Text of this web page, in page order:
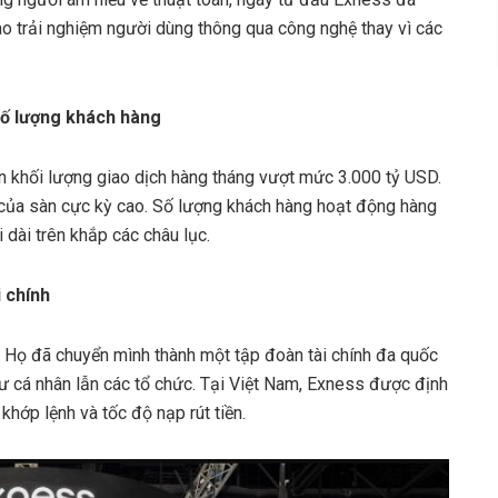
trải nghiệm người dùng thông qua công nghệ thay vì các
lượng khách hàng
lượng giao dịch hàng tháng vượt mức 3.000 tỷ USD.
sàn cực kỳ cao. Số lượng khách hàng hoạt động hàng
trên khắp các châu lục.
chính
Họ đã chuyển mình thành một tập đoàn tài chính đa quốc
nhân lẫn các tổ chức. Tại Việt Nam, Exness được định
lệnh và tốc độ nạp rút tiền.